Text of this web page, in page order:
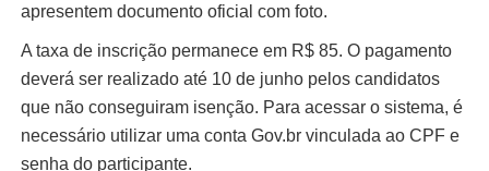
apresentem documento oficial com foto.
A taxa de inscrição permanece em R$ 85. O pagamento
deverá ser realizado até 10 de junho pelos candidatos
que não conseguiram isenção. Para acessar o sistema, é
necessário utilizar uma conta Gov.br vinculada ao CPF e
senha do participante.